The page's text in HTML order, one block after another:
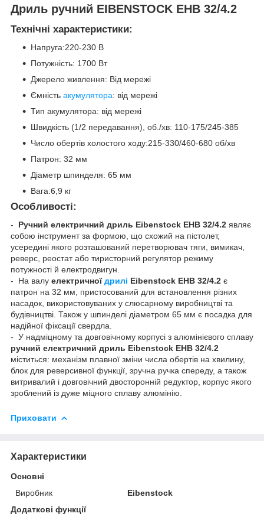
Дриль ручний EIBENSTOCK EHB 32/4.2
Технічні характеристики:
Напруга:220-230 В
Потужність: 1700 Вт
Джерело живлення: Від мережі
Ємність акумулятора: від мережі
Тип акумулятора: від мережі
Швидкість (1/2 передавання), об./хв: 110-175/245-385
Число обертів холостого ходу:215-330/460-680 об/хв
Патрон: 32 мм
Діаметр шпинделя: 65 мм
Вага:6,9 кг
Особливості:
- Ручний електричний дриль Eibenstock EHB 32/4.2 являє
собою інструмент за формою, що схожий на пістолет,
усередині якого розташований перетворювач тяги, вимикач,
реверс, реостат або тиристорний регулятор режиму
потужності й електродвигун.
- На валу електричноїдрилі Eibenstock EHB 32/4.2 є
патрон на 32 мм, пристосований для встановлення різних
насадок, використовуваних у слюсарному виробництві та
будівництві. Також у шпинделі діаметром 65 мм є посадка для
надійної фіксації свердла.
- У надміцному та довговічному корпусі з алюмінієвого сплаву
ручний електричний дриль Eibenstock EHB 32/4.2
міститься: механізм плавної зміни числа обертів на хвилину,
блок для реверсивної функції, зручна ручка спереду, а також
витривалий і довговічний двосторонній редуктор, корпус якого
зроблений із дуже міцного сплаву алюмінію.
Приховати
Характеристики
Основні
Виробник
Eibenstock
Додаткові функції